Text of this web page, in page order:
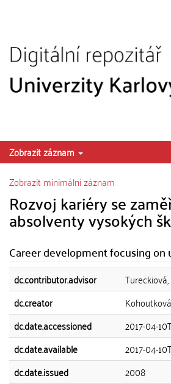
Zobrazit záznam
Zobrazit minimální záznam
Rozvoj kariéry se
absolventy vysokých
Career development focusing
dc.contributor.advisor
dc.creator
dc.date.accessioned
2017-04-
dc.date.available
2017-04-
dc.date.issued
2008